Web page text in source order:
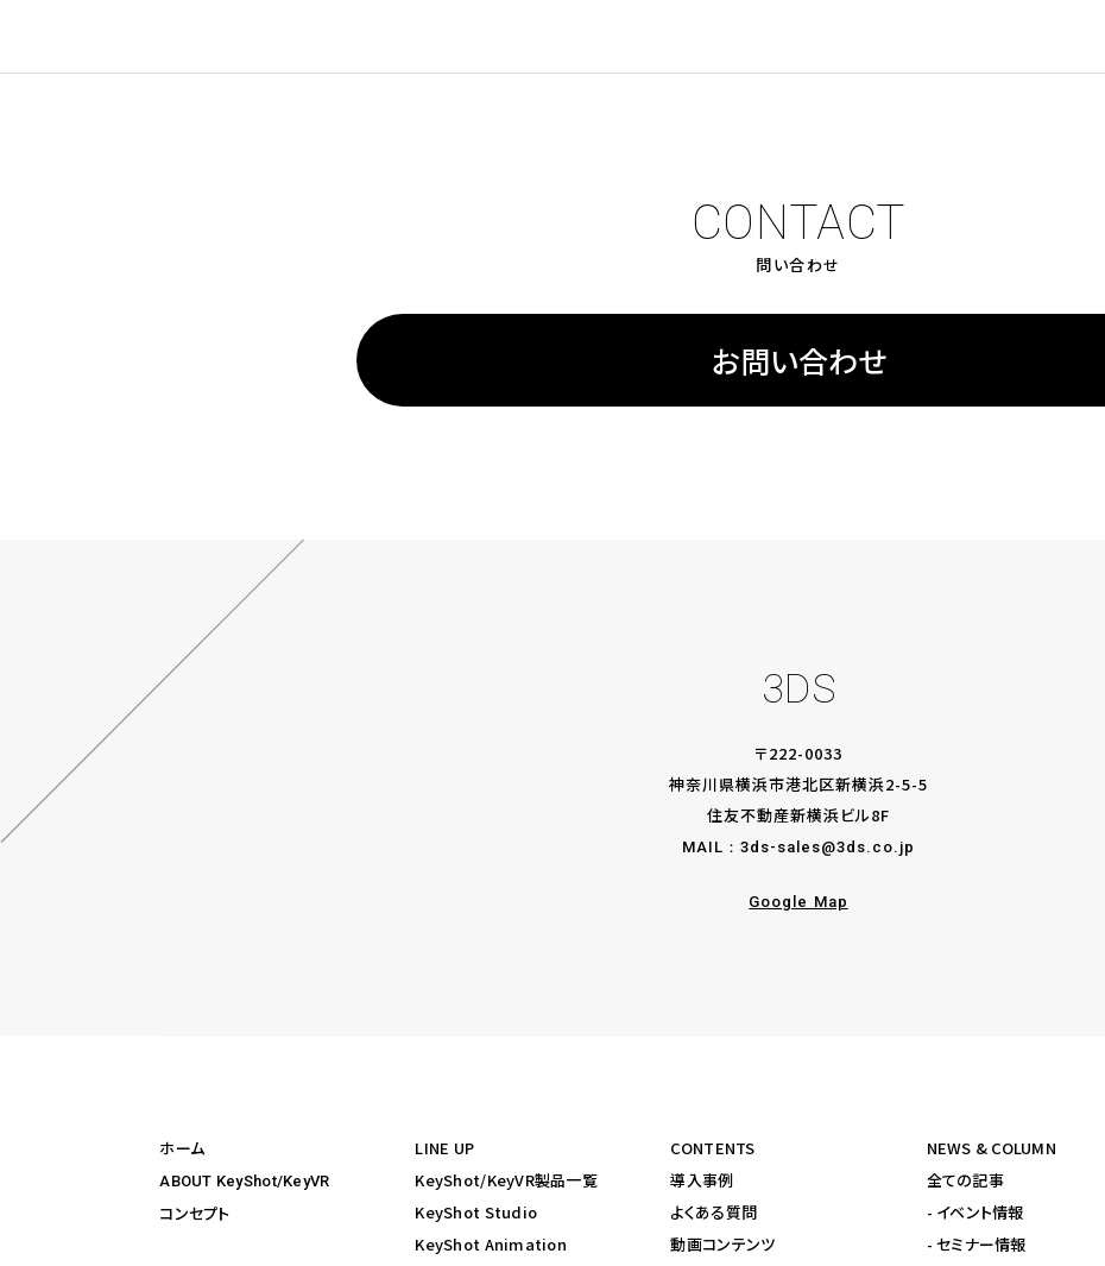
CONTACT
問い合わせ
お問い合わせ
3DS
〒222-0033
神奈川県横浜市港北区新横浜2-5-5
住友不動産新横浜ビル8F
MAIL： 3ds-sales@3ds.co.jp
Google Map
ホーム
ABOUT KeyShot/KeyVR
コンセプト
LINE UP
KeyShot/KeyVR製品一覧
KeyShot Studio
KeyShot Animation
CONTENTS
導入事例
よくある質問
動画コンテンツ
NEWS & COLUMN
全ての記事
- イベント情報
- セミナー情報